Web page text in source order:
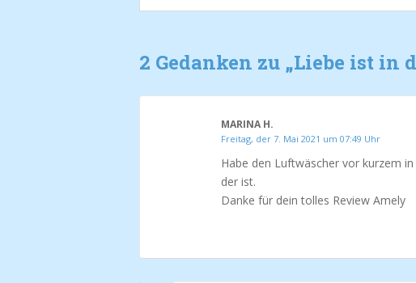
2 Gedanken zu „Liebe ist in
MARINA H.
Freitag, der 7. Mai 2021 um 07:49 Uhr
Habe den Luftwäscher vor kurzem
der ist.
Danke für dein tolles Review Amely